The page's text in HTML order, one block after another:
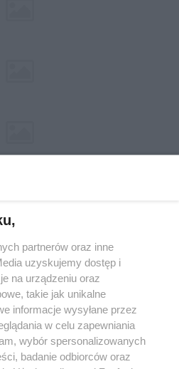
nie może być powielany i
w jakikolwiek sposób (w
na jakimkolwiek polu
włącznie z umieszczaniem w
praw. Jakiekolwiek użycie lub
lub w części z naruszeniem prawa,
pod groźbą kary i może być
partnerów oraz inne
uzyskujemy dostęp i
na urządzeniu oraz
takie jak unikalne
informacje wysyłane przez
w celu zapewniania
wybór spersonalizowanych
badanie odbiorców oraz